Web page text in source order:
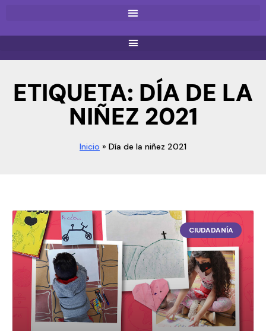
ETIQUETA: DÍA DE LA
NIÑEZ 2021
Inicio » Día de la niñez 2021
CIUDADANÍA